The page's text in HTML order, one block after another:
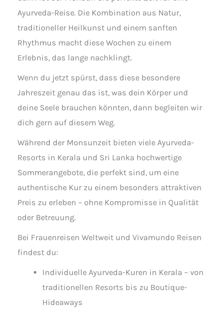
Ayurveda-Reise. Die Kombination aus Natur,
traditioneller Heilkunst und einem sanften
Rhythmus macht diese Wochen zu einem
Erlebnis, das lange nachklingt.
Wenn du jetzt spürst, dass diese besondere
Jahreszeit genau das ist, was dein Körper und
deine Seele brauchen könnten, dann begleiten wir
dich gern auf diesem Weg.
Während der Monsunzeit bieten viele Ayurveda-
Resorts in Kerala und Sri Lanka hochwertige
Sommerangebote, die perfekt sind, um eine
authentische Kur zu einem besonders attraktiven
Preis zu erleben – ohne Kompromisse in Qualität
oder Betreuung.
Bei Frauenreisen Weltweit und Vivamundo Reisen
findest du:
Individuelle Ayurveda-Kuren in Kerala – von
traditionellen Resorts bis zu Boutique-
Hideaways